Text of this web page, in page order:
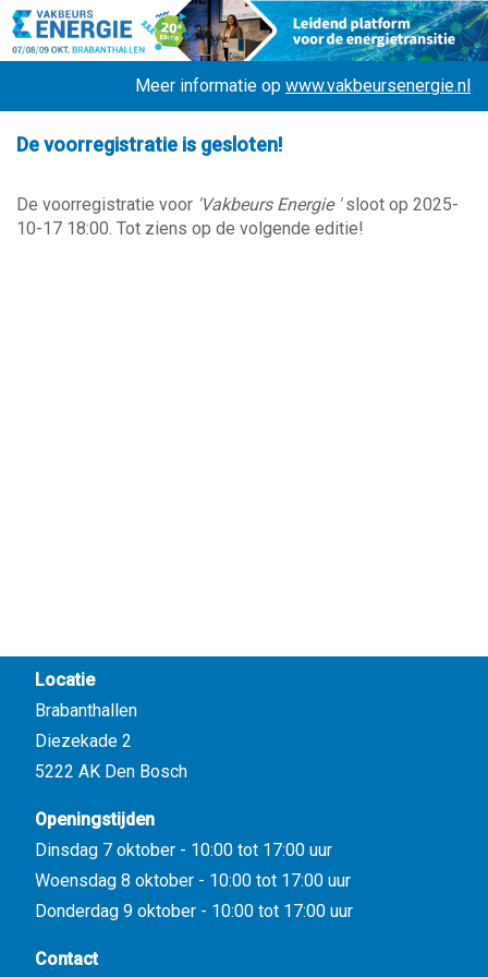
Meer informatie op www.vakbeursenergie.nl
De voorregistratie is gesloten!
De voorregistratie voor 'Vakbeurs Energie ' sloot op 2025-
10-17 18:00. Tot ziens op de volgende editie!
Locatie
Brabanthallen
Diezekade 2
5222 AK Den Bosch
Openingstijden
Dinsdag 7 oktober - 10:00 tot 17:00 uur
Woensdag 8 oktober - 10:00 tot 17:00 uur
Donderdag 9 oktober - 10:00 tot 17:00 uur
Contact